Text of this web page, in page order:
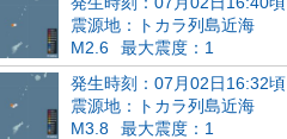
震源地：トカラ列島近海
M2.6
最大震度：1
発生時刻：07月02日16:32頃
震源地：トカラ列島近海
M3.8
最大震度：1